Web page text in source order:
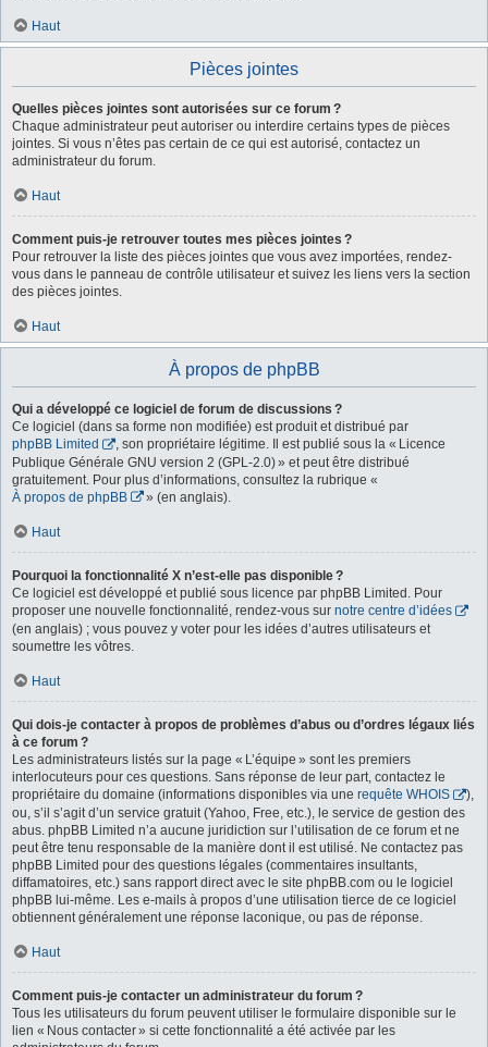
Haut
Pièces jointes
Quelles pièces jointes sont autorisées sur ce forum ?
Chaque administrateur peut autoriser ou interdire certains types de pièces
jointes. Si vous n’êtes pas certain de ce qui est autorisé, contactez un
administrateur du forum.
Haut
Comment puis-je retrouver toutes mes pièces jointes ?
Pour retrouver la liste des pièces jointes que vous avez importées, rendez-
vous dans le panneau de contrôle utilisateur et suivez les liens vers la section
des pièces jointes.
Haut
À propos de phpBB
Qui a développé ce logiciel de forum de discussions ?
Ce logiciel (dans sa forme non modifiée) est produit et distribué par
phpBB Limited
, son propriétaire légitime. Il est publié sous la « Licence
Publique Générale GNU version 2 (GPL-2.0) » et peut être distribué
gratuitement. Pour plus d’informations, consultez la rubrique «
À propos de phpBB
» (en anglais).
Haut
Pourquoi la fonctionnalité X n’est-elle pas disponible ?
Ce logiciel est développé et publié sous licence par phpBB Limited. Pour
proposer une nouvelle fonctionnalité, rendez-vous sur notre centre d’idées
(en anglais) ; vous pouvez y voter pour les idées d’autres utilisateurs et
soumettre les vôtres.
Haut
Qui dois-je contacter à propos de problèmes d’abus ou d’ordres légaux liés
à ce forum ?
Les administrateurs listés sur la page « L’équipe » sont les premiers
interlocuteurs pour ces questions. Sans réponse de leur part, contactez le
propriétaire du domaine (informations disponibles via une requête WHOIS
),
ou, s’il s’agit d’un service gratuit (Yahoo, Free, etc.), le service de gestion des
abus. phpBB Limited n’a aucune juridiction sur l’utilisation de ce forum et ne
peut être tenu responsable de la manière dont il est utilisé. Ne contactez pas
phpBB Limited pour des questions légales (commentaires insultants,
diffamatoires, etc.) sans rapport direct avec le site phpBB.com ou le logiciel
phpBB lui-même. Les e-mails à propos d’une utilisation tierce de ce logiciel
obtiennent généralement une réponse laconique, ou pas de réponse.
Haut
Comment puis-je contacter un administrateur du forum ?
Tous les utilisateurs du forum peuvent utiliser le formulaire disponible sur le
lien « Nous contacter » si cette fonctionnalité a été activée par les